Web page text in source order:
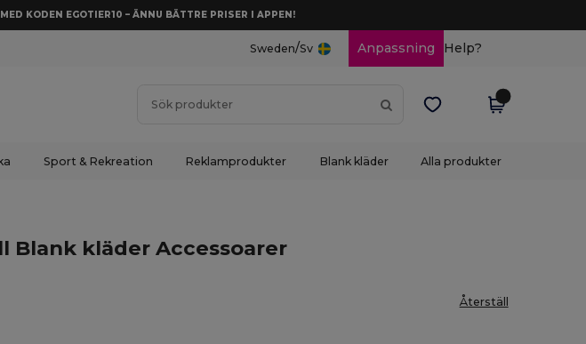
KODEN EGOTIER10 – ÄNNU BÄTTRE PRISER I APPEN!
Sweden/Sv Anpassning Help?
Sport & Rekreation Reklamprodukter Blank kläder Alla produkter
Blank kläder Accessoarer
Återställ